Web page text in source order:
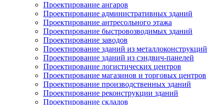
Проектирование ангаров
Проектирование административных зданий
Проектирование антресольного этажа
Проектирование быстровозводимых зданий
Проектирование заводов
Проектирование зданий из металлоконструкций
Проектирование зданий из сэндвич-панелей
Проектирование логистических центров
Проектирование магазинов и торговых центров
Проектирование производственных зданий
Проектирование реконструкции зданий
Проектирование складов